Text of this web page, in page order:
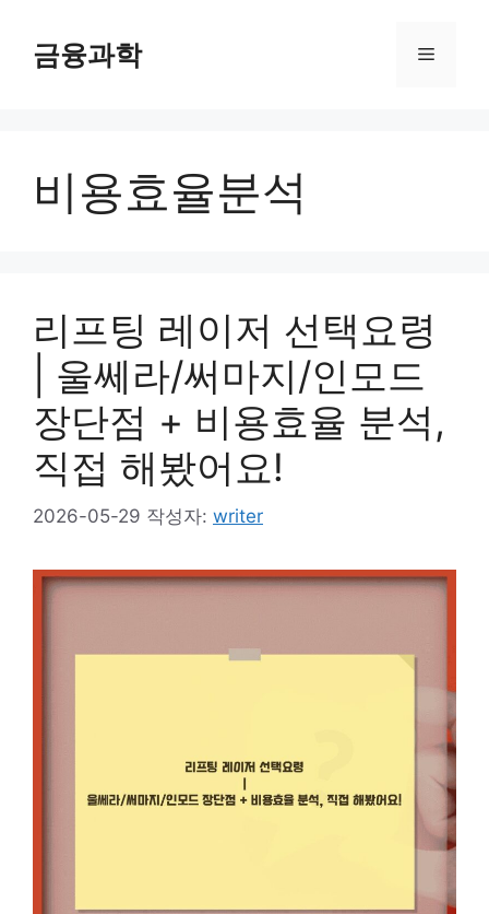
금융과학 메
비용효율분석
리프팅 레이저 선택요령
| 울쎄라/써마지/인모드
장단점 + 비용효율 분석,
직접 해봤어요!
2026-05-29 작성자: writer